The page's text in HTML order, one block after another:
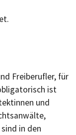
Freiberufler, für
ist
und
in den